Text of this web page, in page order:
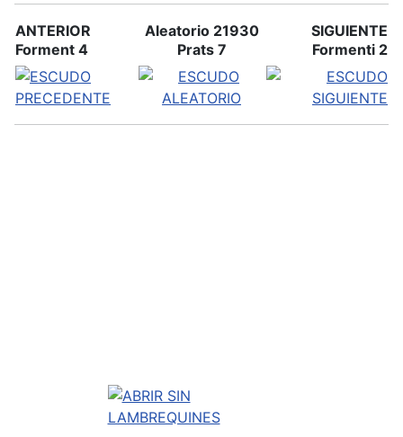
ANTERIOR
Forment 4
Aleatorio 21930
Prats 7
SIGUIENTE
Formenti 2